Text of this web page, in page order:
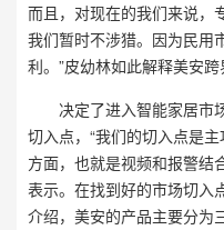
而且，对现在的我们来说，
我们暂时不涉猎。因为民用
利。”皮幼林如此解释美安跨
决定了进入智能家居市
切入点，“我们的切入点是
方面，也就是视频和报警结
表示。在找到好的市场切入
介绍，美安的产品主要分为